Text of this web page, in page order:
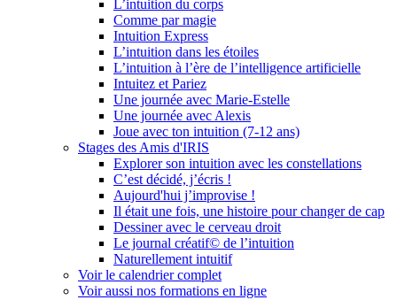
L’intuition du corps
Comme par magie
Intuition Express
L’intuition dans les étoiles
L’intuition à l’ère de l’intelligence artificielle
Intuitez et Pariez
Une journée avec Marie-Estelle
Une journée avec Alexis
Joue avec ton intuition (7-12 ans)
Stages des Amis d'IRIS
Explorer son intuition avec les constellations
C’est décidé, j’écris !
Aujourd'hui j’improvise !
Il était une fois, une histoire pour changer de cap
Dessiner avec le cerveau droit
Le journal créatif© de l’intuition
Naturellement intuitif
Voir le calendrier complet
Voir aussi nos formations en ligne